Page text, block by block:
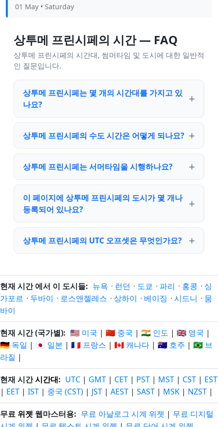
01 May • Saturday
상투메 프린시페의 시간 — FAQ
상투메 프린시페의 시간대, 썸머타임 및 도시에 대한 일반적
인 질문입니다.
상투메 프린시페는 몇 개의 시간대를 가지고 있
나요?
상투메 프린시페의 수도 시간은 어떻게 되나요?
상투메 프린시페는 서머타임을 시행하나요?
이 페이지에 상투메 프린시페의 도시가 몇 개나
등록되어 있나요?
상투메 프린시페의 UTC 오프셋은 무엇인가요?
현재 시간 에서 이 도시들: 뉴욕 · 런던 · 도쿄 · 파리 · 홍콩 · 싱
가포르 · 두바이 · 로스앤젤레스 · 상하이 · 베이징 · 시드니 · 뭄
바이
현재 시간 (국가별): 🇺🇸 미국 | 🇨🇳 중국 | 🇮🇳 인도 | 🇬🇧 영국 |
🇩🇪 독일 | 🇯🇵 일본 | 🇫🇷 프랑스 | 🇨🇦 캐나다 | 🇦🇺 호주 | 🇧🇷 브
라질 |
현재 시간시간대: UTC | GMT | CET | PST | MST | CST | EST
| EET | IST | 중국 (CST) | JST | AEST | SAST | MSK | NZST |
무료 위젯 웹마스터용: 무료 아날로그 시계 위젯 | 무료 디지털